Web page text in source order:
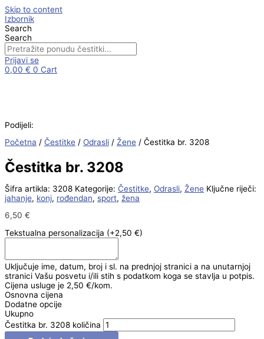
Skip to content
Izbornik
Search
Search
Prijavi se
0,00 € 0 Cart
Podijeli:
Početna / Čestitke / Odrasli / Žene / Čestitka br. 3208
Čestitka br. 3208
Šifra artikla: 3208 Kategorije: Čestitke, Odrasli, Žene Ključne riječi:
jahanje, konj, rođendan, sport, žena
6,50 €
Tekstualna personalizacija (+2,50 €)
Uključuje ime, datum, broj i sl. na prednjoj stranici a na unutarnjoj
stranici Vašu posvetu i/ili stih s podatkom koga se stavlja u potpis.
Cijena usluge je 2,50 €/kom.
Osnovna cijena
Dodatne opcije
Ukupno
Čestitka br. 3208 količina